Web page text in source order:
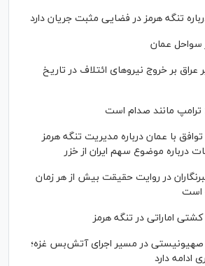
تنگه هرمز در فضایی مثبت جریان دارد
سواحل عمان
بر خروج نیروهای ائتلاف در تاریخ
ترامپ مانند صدام است
توافق با عمان درباره مدیریت تنگه هرمز
درباره موضوع سهم ایران از خزر
در روایت حقیقت بیش از هر زمان
است
اماراتی در تنگه هرمز
صهیونیستی در مسیر اجرای آتش‌بس غزه؛
ادامه دارد